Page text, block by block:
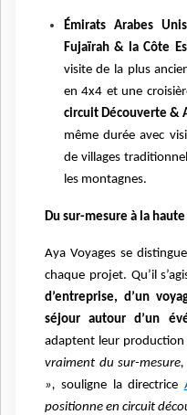
Émirats Arabes
Fujaïrah & la Côte
visite de la plus
en 4x4 et une
circuit Découverte &
même durée avec
de villages
les montagnes.
Du sur-mesure à la
Aya Voyages se
chaque projet. Qu’il
d’entreprise, d’un
séjour autour d’un
adaptent leur production
vraiment du sur-
», souligne la directrice
positionne en circuit